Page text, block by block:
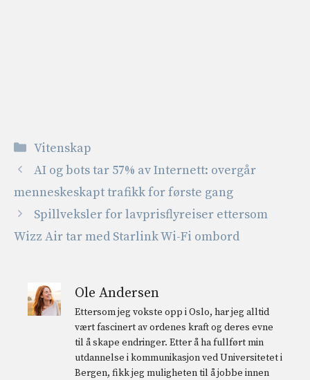
Kategorier
Vitenskap
AI og bots tar 57% av Internett: overgår
menneskeskapt trafikk for første gang
Spillveksler for lavprisflyreiser ettersom
Wizz Air tar med Starlink Wi-Fi ombord
Ole Andersen
Ettersom jeg vokste opp i Oslo, har jeg alltid
vært fascinert av ordenes kraft og deres evne
til å skape endringer. Etter å ha fullført min
utdannelse i kommunikasjon ved Universitetet i
Bergen, fikk jeg muligheten til å jobbe innen